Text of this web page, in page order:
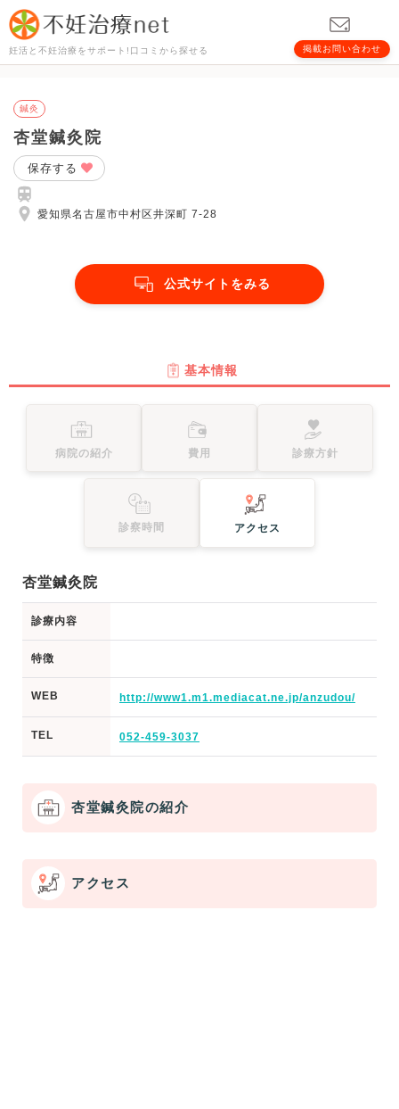
妊活と不妊治療をサポート!口コミから探せる 掲載お問い合わせ
鍼灸
杏堂鍼灸院
保存する
愛知県名古屋市中村区井深町 7-28
公式サイトをみる
基本情報
病院の紹介 費用 診療方針
診察時間 アクセス
杏堂鍼灸院
診療内容
特徴
WEB http://www1.m1.mediacat.ne.jp/anzudou/
TEL 052-459-3037
杏堂鍼灸院の紹介
アクセス